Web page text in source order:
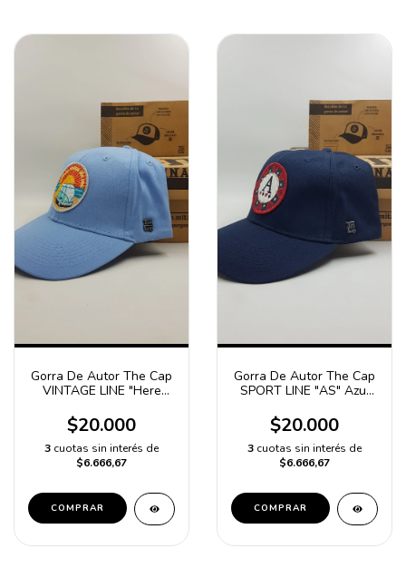
Gorra De Autor The Cap
VINTAGE LINE "Here
$20.000
3 cuotas sin interés de
$6.666,67
COMPRAR
Gorra De Autor The Cap
SPORT LINE "AS" Azul
$20.000
3 cuotas sin interés de
$6.666,67
COMPRAR